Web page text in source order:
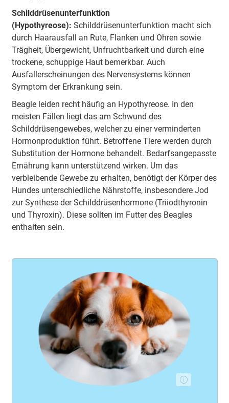
Schilddrüsenunterfunktion
(Hypothyreose): Schilddrüsenunterfunktion macht sich
durch Haarausfall an Rute, Flanken und Ohren sowie
Trägheit, Übergewicht, Unfruchtbarkeit und durch eine
trockene, schuppige Haut bemerkbar. Auch
Ausfallerscheinungen des Nervensystems können
Symptom der Erkrankung sein.
Beagle leiden recht häufig an Hypothyreose. In den
meisten Fällen liegt das am Schwund des
Schilddrüsengewebes, welcher zu einer verminderten
Hormonproduktion führt. Betroffene Tiere werden durch
Substitution der Hormone behandelt. Bedarfsangepasste
Ernährung kann unterstützend wirken. Um das
verbleibende Gewebe zu erhalten, benötigt der Körper des
Hundes unterschiedliche Nährstoffe, insbesondere Jod
zur Synthese der Schilddrüsenhormone (Triiodthyronin
und Thyroxin). Diese sollten im Futter des Beagles
enthalten sein.